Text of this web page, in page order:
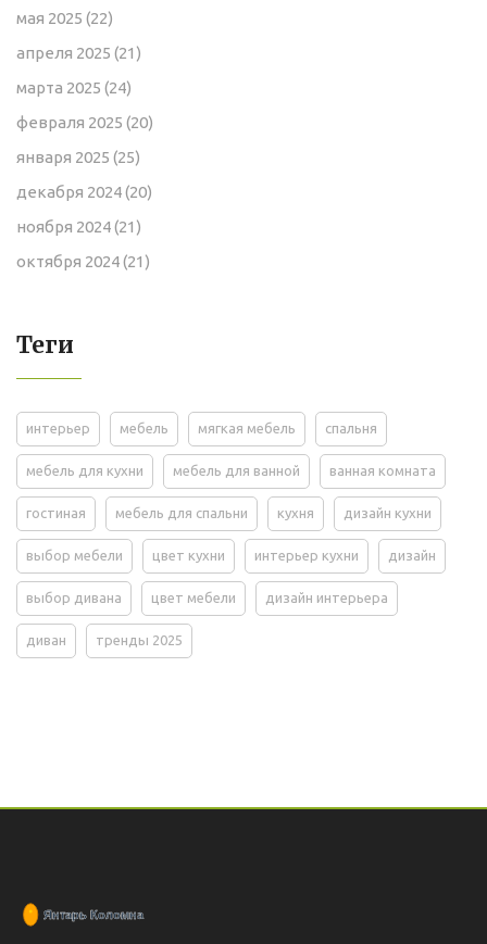
мая 2025 (22)
апреля 2025 (21)
марта 2025 (24)
февраля 2025 (20)
января 2025 (25)
декабря 2024(20)
ноября 2024(21)
октября 2024(21)
Теги
интерьер мебель мягкая мебель спальня
мебель для кухни мебель для ванной ванная комната
гостиная мебель для спальни кухня дизайн кухни
выбор мебели цвет кухни интерьер кухни дизайн
выбор дивана цвет мебели дизайн интерьера
диван тренды 2025